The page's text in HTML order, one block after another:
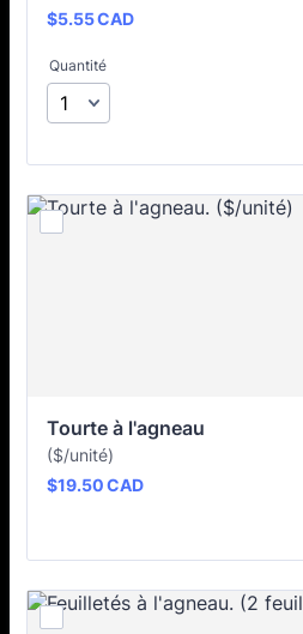
$5.55 CAD
$5.55CAD
Quantité
Tourte à l'agneau
($/unité)
$19.50 CAD
$19.50CAD